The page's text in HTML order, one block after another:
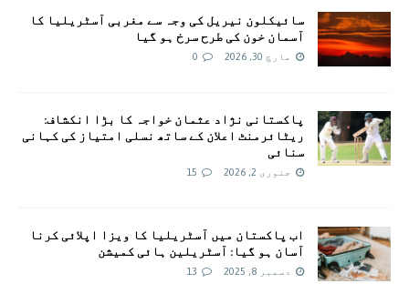
سائیکلون نیریل کی وجہ سے مغربی آسٹریلیا کا
آسمان خون کی طرح سرخ ہو گیا
مارچ 30, 2026 0
پاکستانی نژاد عثمان خواجہ کا بڑا انکشاف:
ریٹائرمنٹ اعلان کے ساتھ نسلی امتیاز کی کہانی
سنائی
جنوری 2, 2026 15
اب پاکستان میں آسٹریلیا کا ویزا اپلائی کرنا
آسان ہو گیا: آسٹریلین ہائی کمیشن
دسمبر 8, 2025 13